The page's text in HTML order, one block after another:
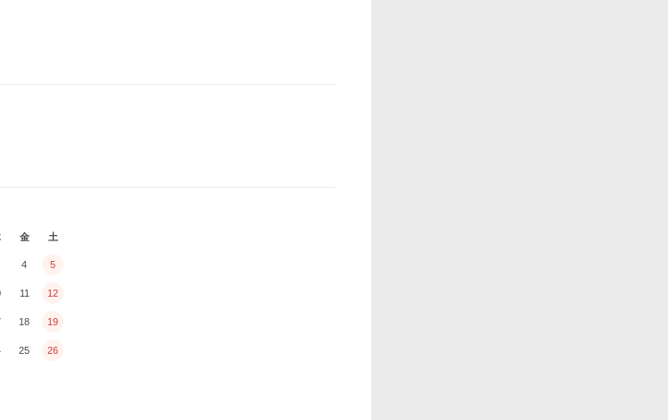
金 土
4 5
11 12
18 19
25 26